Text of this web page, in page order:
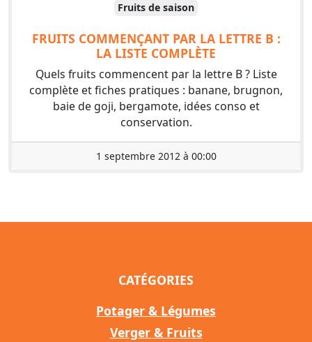
Fruits de saison
FRUITS COMMENÇANT PAR LA LETTRE B :
LA LISTE COMPLÈTE
Quels fruits commencent par la lettre B ? Liste
complète et fiches pratiques : banane, brugnon,
baie de goji, bergamote, idées conso et
conservation.
1 septembre 2012 à 00:00
CATÉGORIES
Potager & Légumes
Verger & Fruits